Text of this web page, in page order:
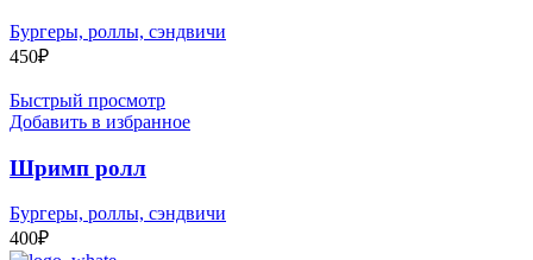
Бургеры, роллы, сэндвичи
450₽
Быстрый просмотр
Добавить в избранное
Шримп ролл
Бургеры, роллы, сэндвичи
400₽